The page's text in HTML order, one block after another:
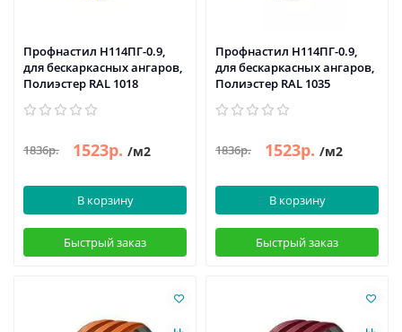
Профнастил H114ПГ-0.9,
для бескаркасных ангаров,
Полиэстер RAL 1018
1836р. 1523р. /м2
В корзину
Быстрый заказ
Профнастил H114ПГ-0.9,
для бескаркасных ангаров,
Полиэстер RAL 1035
1836р. 1523р. /м2
В корзину
Быстрый заказ